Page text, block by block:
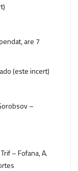
are 7
(este incert)
–
– Fofana, A.